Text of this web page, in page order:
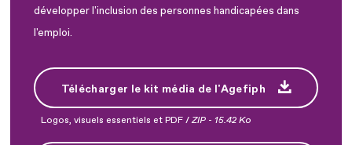
développer l'inclusion des personnes handicapées dans
l'emploi.
Télécharger le kit média de l'Agefiph
Logos, visuels essentiels et PDF /ZIP - 15.42 Ko